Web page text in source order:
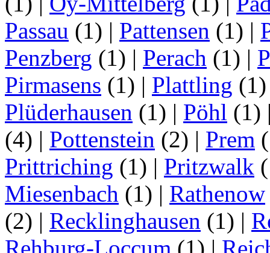
Passau (1) | Pattensen (1) |
Penzberg (1) | Perach (1) |
Pirmasens (1) | Plattling
Plüderhausen (1) | Pöhl (1)
(4) | Pottenstein (2) | Prem
Prittriching (1) | Pritzwalk
Miesenbach (1) | Rathenow
(2) | Recklinghausen (1) |